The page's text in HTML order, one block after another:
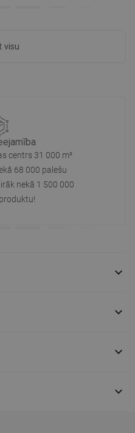
visu
centrs 31 000 m²
68 000 palešu
nekā 1 500 000



